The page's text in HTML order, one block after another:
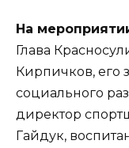
На
Глава
Кирпичков, его
социального
директор
Гайдук,